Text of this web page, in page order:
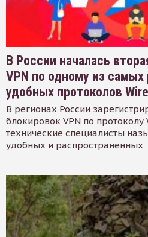
В России началась
VPN по одному из
удобных протоколов
В регионах России
блокировок VPN по
технические специалисты
удобных и распространенных